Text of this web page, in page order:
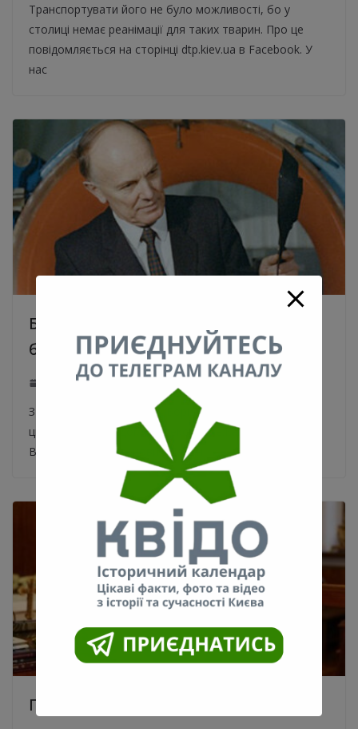
Транспортувати його не було можливості, бо у
столиці немає реанімації для таких тварин. Про це
повідомляється на сторінці dtp.kiev.ua в Facebook. У
нас
Борис Патон. Найцікавіші факти з
біографії київського вченого
19.08.2020
З історії видатних киян – Борис Євгенович Патон. Ім’я
цього киянина відоме далеко за межами України.
Вчений Борис Євгенович Патон
Помер Борис Патон